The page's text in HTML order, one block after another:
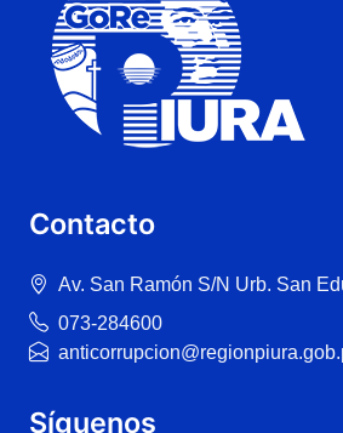
Contacto
Av. San Ramón S/N Urb. San
073-284600
Síguenos